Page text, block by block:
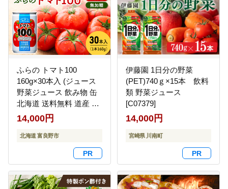
ふらの トマト100
160g×30本入 (ジュース
野菜ジュース 飲み物 缶
北海道 送料無料 道産 富
良野市 ふらの)
14,000円
北海道 富良野市
伊藤園 1日分の野菜
(PET)740ｇ×15本 飲料
類 野菜ジュース
[C07379]
14,000円
宮崎県 川南町